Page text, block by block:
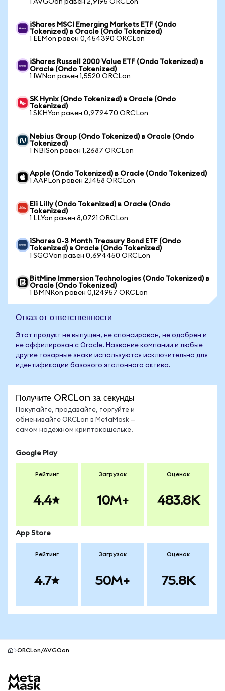
1 AVGOon равен 2,9195 ORCLon
iShares MSCI Emerging Markets ETF (Ondo
Tokenized) в Oracle (Ondo Tokenized)
1 EEMon равен 0,454390 ORCLon
iShares Russell 2000 Value ETF (Ondo Tokenized) в
Oracle (Ondo Tokenized)
1 IWNon равен 1,5520 ORCLon
SK Hynix (Ondo Tokenized) в Oracle (Ondo
Tokenized)
1 SKHYon равен 0,979470 ORCLon
Nebius Group (Ondo Tokenized) в Oracle (Ondo
Tokenized)
1 NBISon равен 1,2687 ORCLon
Apple (Ondo Tokenized) в Oracle (Ondo Tokenized)
1 AAPLon равен 2,1458 ORCLon
Eli Lilly (Ondo Tokenized) в Oracle (Ondo
Tokenized)
1 LLYon равен 8,0721 ORCLon
iShares 0-3 Month Treasury Bond ETF (Ondo
Tokenized) в Oracle (Ondo Tokenized)
1 SGOVon равен 0,694450 ORCLon
BitMine Immersion Technologies (Ondo Tokenized) в
Oracle (Ondo Tokenized)
1 BMNRon равен 0,124957 ORCLon
Отказ от ответственности
Этот продукт не выпущен, не спонсирован, не одобрен и
не аффилирован с Oracle. Название компании и любые
другие товарные знаки используются исключительно для
идентификации базового эталонного актива.
Получите ORCLon за секунды
Покупайте, продавайте, торгуйте и
обменивайте ORCLon в MetaMask —
самом надёжном криптокошельке.
Google Play
Рейтинг
4.4
Загрузок
10M+
Оценок
483.8K
App Store
Рейтинг
4.7
Загрузок
50M+
Оценок
75.8K
ORCLon/AVGOon